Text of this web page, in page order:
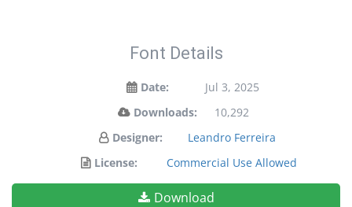
Font Details
Date:
Jul 3, 2025
Downloads:
10,292
Designer:
Leandro Ferreira
License:
Commercial Use Allowed
Download